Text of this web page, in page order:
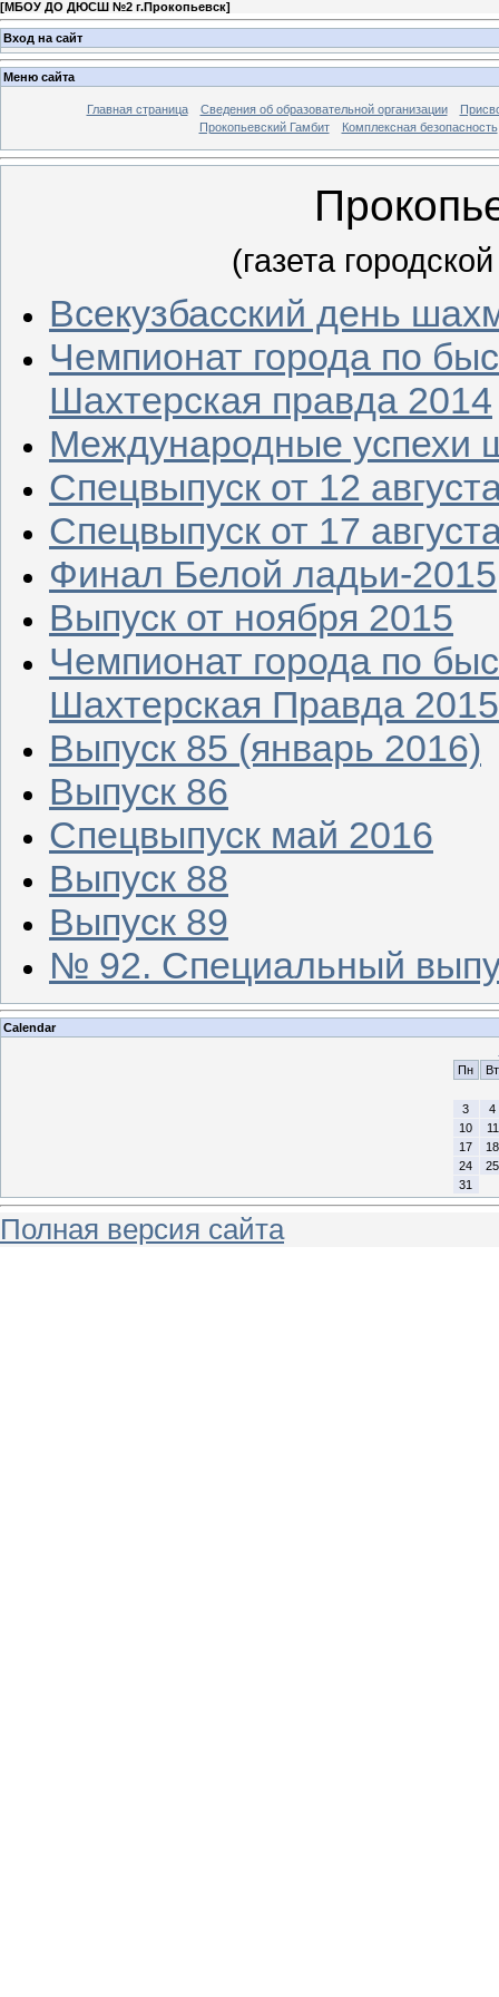
[МБОУ ДО ДЮСШ №2 г.Прокопьевск]
Вход на сайт
Меню сайта
Главная страница Сведения об образовательной организации
Прокопьевский Гамбит
Комплексная безопасность
(газета
Всекузбасский день
Чемпионат города по
Шахтерская правда 2014
Международные успехи
Спецвыпуск от 12
Спецвыпуск от 17
Финал Белой ладьи-2015
Выпуск от ноября 2015
Чемпионат города по
Шахтерская Правда 2015
Выпуск 85 (январь 2016)
Выпуск 86
Спецвыпуск май 2016
Выпуск 88
Выпуск 89
№ 92. Специальный
Calendar
Пн
Вт
3
4
10
11
17
18
24
25
31
Полная версия сайта